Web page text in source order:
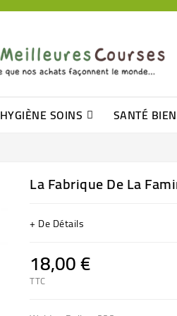
HYGIÈNE SOINS SANTÉ
La Fabrique De La
+ De Détails
18,00 €
TTC